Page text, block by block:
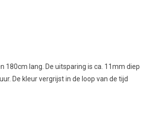
lang. De uitsparing is ca. 11mm diep
De kleur vergrijst in de loop van de tijd